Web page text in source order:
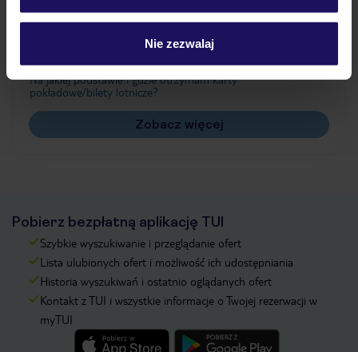
Nie zezwalaj
Często zadawane pytania
Jak zmienić uczestników/osobę zgłaszającą?
Na jakiej podstawie i gdzie otrzymam karty
pokładowe/bilety lotnicze?
Zobacz więcej
Pobierz bezpłatną aplikację TUI
Szybkie wyszukiwanie i przeglądanie ofert
Lista ulubionych ofert i możliwość ich udostępniania
Historia wyszukiwań i ostatnio oglądanych ofert
Kontakt z TUI i wszystkie informacje o Twojej rezerwacji w
myTUI